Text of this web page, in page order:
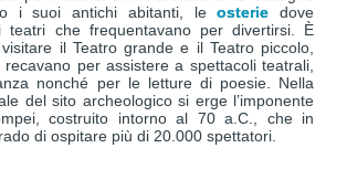
i suoi antichi abitanti, leosterie dove
teatri che frequentavano per divertirsi. È
il Teatro grande e il Teatro piccolo,
per assistere a spettacoli teatrali,
nonché per le letture di poesie. Nella
del sito archeologico si erge l’imponente
costruito intorno al 70 a.C., che in
di ospitare più di 20.000 spettatori.